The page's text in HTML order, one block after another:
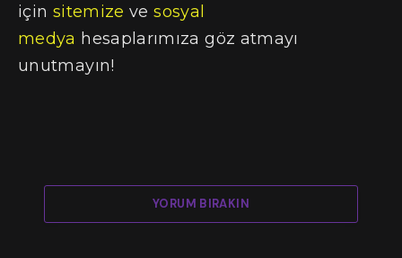
için sitemize vesosyal
medya hesaplarımıza göz atmayı
unutmayın!
YORUM BIRAKIN